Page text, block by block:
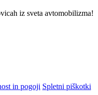
iz sveta avtomobilizma!
in pogoji Spletni piškotki